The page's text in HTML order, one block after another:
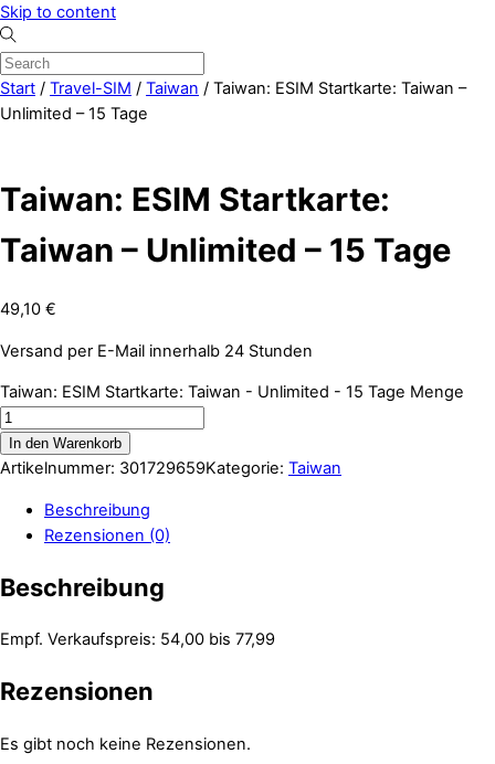
Skip to content
Start / Travel-SIM / Taiwan / Taiwan: ESIM Startkarte: Taiwan –
Unlimited – 15 Tage
Taiwan: ESIM Startkarte:
Taiwan – Unlimited – 15 Tage
49,10 €
Versand per E-Mail innerhalb 24 Stunden
Taiwan: ESIM Startkarte: Taiwan - Unlimited - 15 Tage Menge
In den Warenkorb
Artikelnummer: 301729659Kategorie: Taiwan
Beschreibung
Rezensionen (0)
Beschreibung
Empf. Verkaufspreis: 54,00 bis 77,99
Rezensionen
Es gibt noch keine Rezensionen.